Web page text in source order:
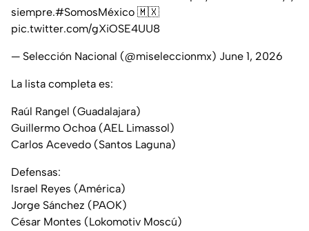
siempre.#SomosMéxico 🇲🇽
pic.twitter.com/gXiOSE4UU8
— Selección Nacional (@miseleccionmx) June 1, 2026
La lista completa es:
Raúl Rangel (Guadalajara)
Guillermo Ochoa (AEL Limassol)
Carlos Acevedo (Santos Laguna)
Defensas:
Israel Reyes (América)
Jorge Sánchez (PAOK)
César Montes (Lokomotiv Moscú)